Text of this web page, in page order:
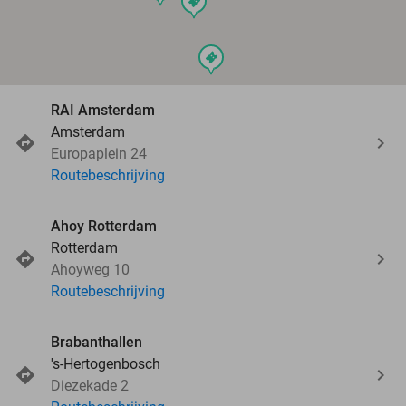
events
RAI Amsterdam
Amsterdam
Europaplein 24
Routebeschrijving
Ahoy Rotterdam
Rotterdam
Ahoyweg 10
Routebeschrijving
Brabanthallen
's-Hertogenbosch
Diezekade 2